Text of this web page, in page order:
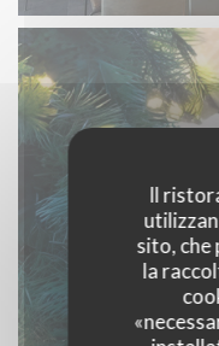
Il
sito, che
la